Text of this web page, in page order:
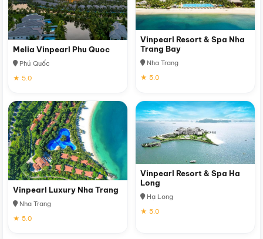
Melia Vinpearl Phu Quoc
Phú Quốc
★ 5.0
Vinpearl Resort & Spa Nha
Trang Bay
Nha Trang
★ 5.0
Vinpearl Luxury Nha Trang
Nha Trang
★ 5.0
Vinpearl Resort & Spa Ha
Long
Hạ Long
★ 5.0